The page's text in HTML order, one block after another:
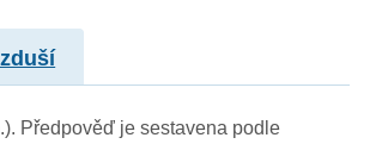
Předpověď je sestavena podle